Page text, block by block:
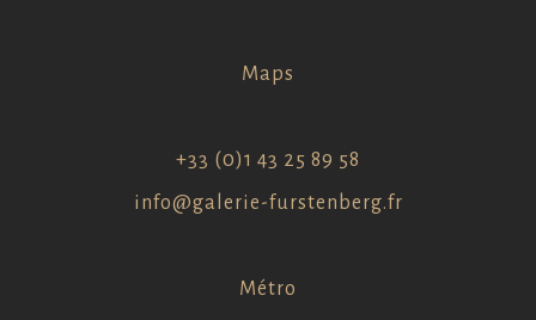
Maps
+33 (0)1 43 25 89 58
info@galerie-furstenberg.fr
Métro